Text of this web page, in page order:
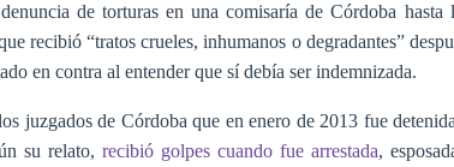
de torturas en una comisaría de Córdoba
recibió “tratos crueles, inhumanos o degradantes”
en contra al entender que sí debía ser indemnizada.
juzgados de Córdoba que en enero de 2013 fue
su relato, recibió golpes cuando fue arrestada,